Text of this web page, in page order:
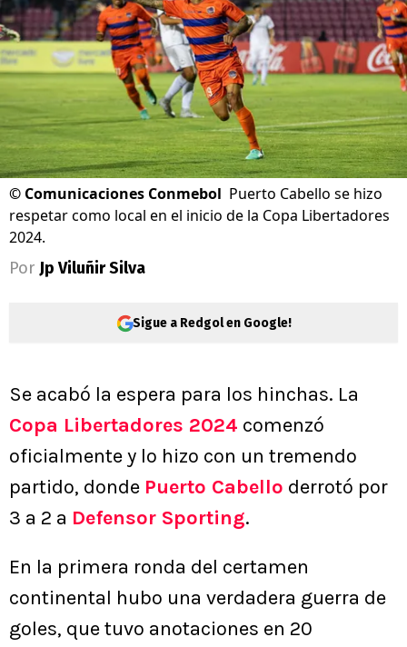
© Comunicaciones Conmebol Puerto Cabello se hizo
respetar como local en el inicio de la Copa Libertadores
2024.
Por Jp Viluñir Silva
Sigue a Redgol en Google!
Se acabó la espera para los hinchas. La
Copa Libertadores 2024 comenzó
oficialmente y lo hizo con un tremendo
partido, donde Puerto Cabello derrotó por
3 a 2 a Defensor Sporting.
En la primera ronda del certamen
continental hubo una verdadera guerra de
goles, que tuvo anotaciones en 20